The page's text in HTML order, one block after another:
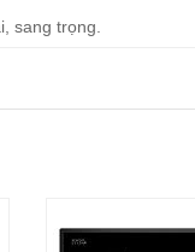
sang trọng.